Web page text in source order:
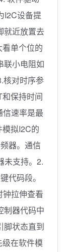
I2C设备提
就近放置去
单个位的
联小电阻如
核对时序参
保持时间
信速率是最
拟I2C的
器。通信
未支持。2.
代码段。
拉伸查看
制器代码中
脚状态直到
在软件模